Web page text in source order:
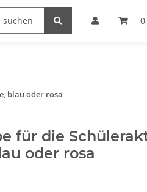
blau oder rosa
für die
oder rosa